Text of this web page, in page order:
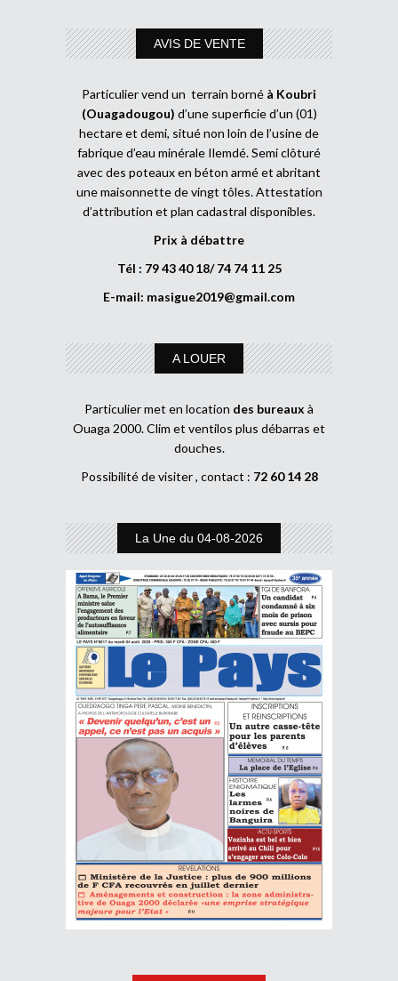
AVIS DE VENTE
Particulier vend un terrain borné à Koubri
(Ouagadougou) d’une superficie d’un (01)
hectare et demi, situé non loin de l’usine de
fabrique d’eau minérale Ilemdé. Semi clôturé
avec des poteaux en béton armé et abritant
une maisonnette de vingt tôles. Attestation
d’attribution et plan cadastral disponibles.
Prix à débattre
Tél : 79 43 40 18/ 74 74 11 25
E-mail: masigue2019@gmail.com
A LOUER
Particulier met en location des bureaux à
Ouaga 2000. Clim et ventilos plus débarras et
douches.
Possibilité de visiter , contact : 72 60 14 28
La Une du 04-08-2026